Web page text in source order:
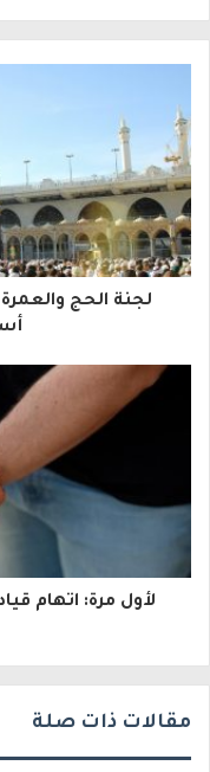
ر
ي
د
ك
ا
إ
و
لأول مرة: اتهام
مقالات ذات صلة